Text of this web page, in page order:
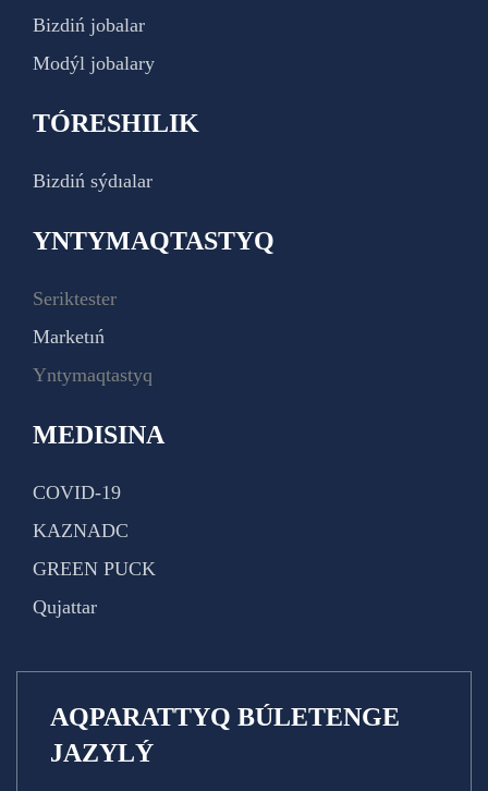
Bizdiń jobalar
Modýl jobalary
TÓRESHILIK
Bizdiń sýdıalar
YNTYMAQTASTYQ
Seriktester
Marketıń
Yntymaqtastyq
MEDISINA
COVID-19
KAZNADC
GREEN PUCK
Qujattar
AQPARATTYQ BÚLETENGE
JAZYLÝ